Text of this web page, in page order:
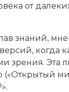
от
знаний,
когда
зрения. Эта